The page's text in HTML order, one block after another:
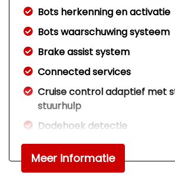
Bots herkenning en activatie
Bots waarschuwing systeem
Brake assist system
Connected services
Cruise control adaptief met
stuurhulp
Dodehoek detectie
Elektrisch bedienbare
sensorsturing
Meer informatie